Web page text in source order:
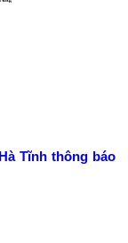
Tĩnh thông báo